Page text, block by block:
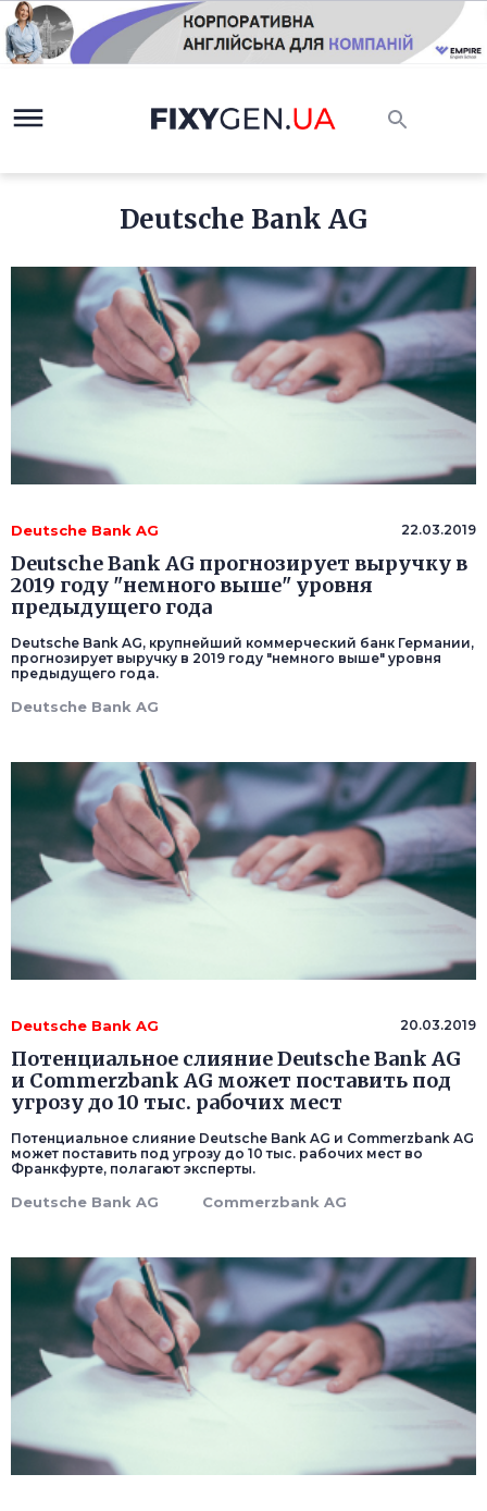
Deutsche Bank AG
Deutsche Bank AG 22.03.2019
Deutsche Bank AG прогнозирует выручку в
2019 году "немного выше" уровня
предыдущего года
Deutsche Bank AG, крупнейший коммерческий банк Германии,
прогнозирует выручку в 2019 году "немного выше" уровня
предыдущего года.
Deutsche Bank AG
Deutsche Bank AG 20.03.2019
Потенциальное слияние Deutsche Bank AG
и Commerzbank AG может поставить под
угрозу до 10 тыс. рабочих мест
Потенциальное слияние Deutsche Bank AG и Commerzbank AG
может поставить под угрозу до 10 тыс. рабочих мест во
Франкфурте, полагают эксперты.
Deutsche Bank AG Commerzbank AG